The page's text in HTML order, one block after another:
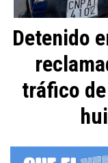
Detenido
tráfico